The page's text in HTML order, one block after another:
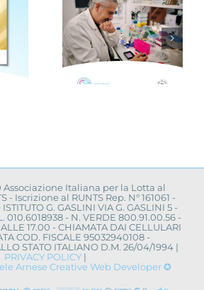
Novità dalla
ricerca
scientifica:
convegno a
Napoli
Associazione Italiana per la Lotta al
- Iscrizione al RUNTS Rep. N° 161061 -
G. GASLINI VIA G. GASLINI 5 -
010.6018938 - N. VERDE 800.91.00.56 -
17.00 - CHIAMATA DAI CELLULARI
COD. FISCALE 95032940108 -
STATO ITALIANO D.M. 26/04/1994 |
PRIVACY POLICY |
Arnese Creative Web Developer ✪